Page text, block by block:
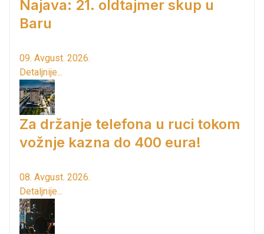
Najava: 21. oldtajmer skup u
Baru
09. Avgust. 2026.
Detaljnije...
Za držanje telefona u ruci tokom
vožnje kazna do 400 eura!
08. Avgust. 2026.
Detaljnije...